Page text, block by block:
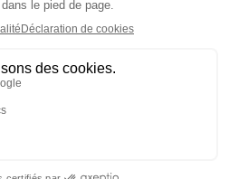
notre conciergerie reste
24/7
un devis